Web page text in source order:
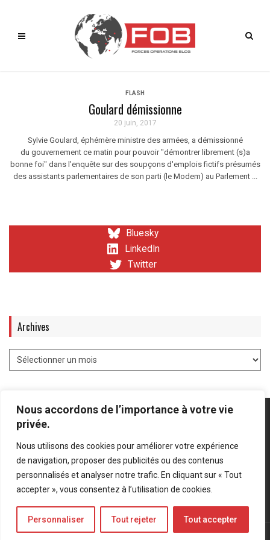
Nous accordons de l’importance à votre vie
privée.
Nous utilisons des cookies pour améliorer votre expérience
de navigation, proposer des publicités ou des contenus
personnalisés et analyser notre trafic. En cliquant sur « Tout
accepter », vous consentez à l’utilisation de cookies.
Personnaliser Tout rejeter Tout accepter
FLASH
Goulard démissionne
20 juin, 2017
Sylvie Goulard, éphémère ministre des armées, a démissionné
du gouvernement ce matin pour pouvoir "démontrer librement (s)a
bonne foi" dans l'enquête sur des soupçons d'emplois fictifs présumés
des assistants parlementaires de son parti (le Modem) au Parlement ...
Bluesky
LinkedIn
Twitter
Archives
Mentions légales Politique de confidentialité
Bluesky
LinkedIn
Twitter
© Forces Operations Blog - 2022